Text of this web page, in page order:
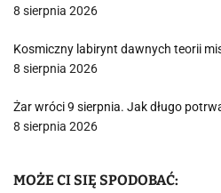
8 sierpnia 2026
Kosmiczny labirynt dawnych teorii
8 sierpnia 2026
Żar wróci 9 sierpnia. Jak długo
8 sierpnia 2026
MOŻE CI SIĘ SPODOBAĆ: